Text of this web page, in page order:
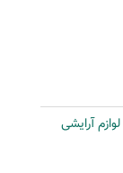
لوازم آرایشی